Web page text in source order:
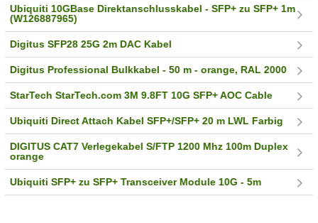
Ubiquiti 10GBase Direktanschlusskabel - SFP+ zu SFP+ 1m
(W126887965)
Digitus SFP28 25G 2m DAC Kabel
Digitus Professional Bulkkabel - 50 m - orange, RAL 2000
StarTech StarTech.com 3M 9.8FT 10G SFP+ AOC Cable
Ubiquiti Direct Attach Kabel SFP+/SFP+ 20 m LWL Farbig
DIGITUS CAT7 Verlegekabel S/FTP 1200 Mhz 100m Duplex
orange
Ubiquiti SFP+ zu SFP+ Transceiver Module 10G - 5m